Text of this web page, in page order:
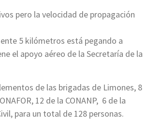
pero la velocidad de propagación
5 kilómetros está pegando a
el apoyo aéreo de la Secretaría de la
de las brigadas de Limones, 8
12 de la CONANP, 6 de la
para un total de 128 personas.